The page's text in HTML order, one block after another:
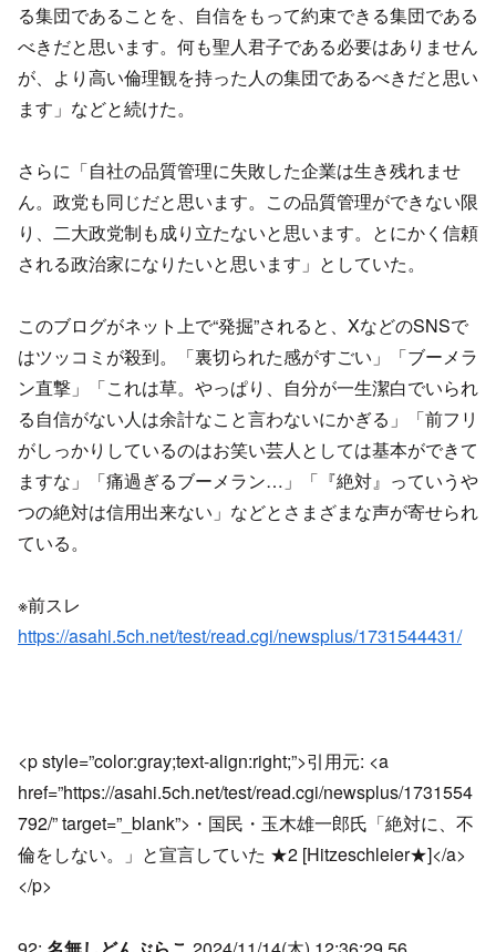
る集団であることを、自信をもって約束できる集団である
べきだと思います。何も聖人君子である必要はありません
が、より高い倫理観を持った人の集団であるべきだと思い
ます」などと続けた。
さらに「自社の品質管理に失敗した企業は生き残れませ
ん。政党も同じだと思います。この品質管理ができない限
り、二大政党制も成り立たないと思います。とにかく信頼
される政治家になりたいと思います」としていた。
このブログがネット上で“発掘”されると、XなどのSNSで
はツッコミが殺到。「裏切られた感がすごい」「ブーメラ
ン直撃」「これは草。やっぱり、自分が一生潔白でいられ
る自信がない人は余計なこと言わないにかぎる」「前フリ
がしっかりしているのはお笑い芸人としては基本ができて
ますな」「痛過ぎるブーメラン…」「『絶対』っていうや
つの絶対は信用出来ない」などとさまざまな声が寄せられ
ている。
※前スレ
https://asahi.5ch.net/test/read.cgi/newsplus/1731544431/
<p style=”color:gray;text-align:right;”>引用元: <a
href=”https://asahi.5ch.net/test/read.cgi/newsplus/1731554
792/” target=”_blank”>・国民・玉木雄一郎氏「絶対に、不
倫をしない。」と宣言していた ★2 [Hitzeschleier★]</a>
</p>